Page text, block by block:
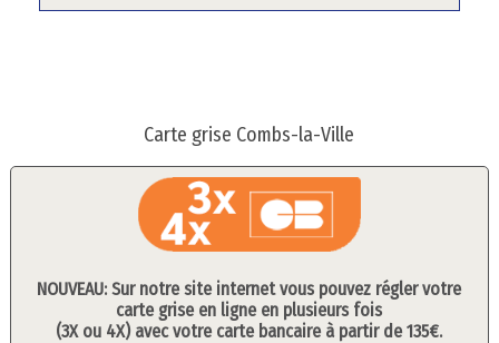
Carte grise Combs-la-Ville
NOUVEAU: Sur notre site internet vous pouvez régler votre
carte grise en ligne en plusieurs fois
(3X ou 4X) avec votre carte bancaire à partir de 135€.